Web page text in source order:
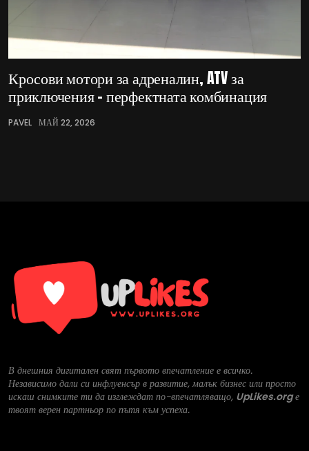
Кросови мотори за адреналин, ATV за
приключения – перфектната комбинация
PAVEL МАЙ 22, 2026
В днешния дигитален свят първото впечатление е всичко.
Независимо дали си инфлуенсър в развитие, малък бизнес или просто
искаш снимките ти да изглеждат по-впечатляващо, UpLikes.orgе
твоят верен партньор по пътя към успеха.